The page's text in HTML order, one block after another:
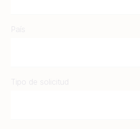
País
Tipo de solicitud